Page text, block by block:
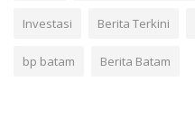
Investasi Berita Terkini
bp batam Berita Batam